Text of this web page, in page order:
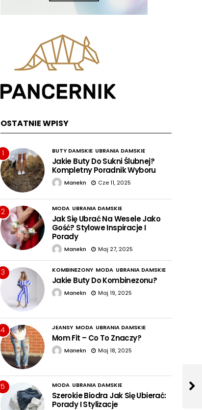
OSTATNIE WPISY
1 BUTY DAMSKIE UBRANIA DAMSKIE
Jakie Buty Do Sukni Ślubnej?
Kompletny Poradnik Wyboru
Manekn Cze 11, 2025
2 MODA UBRANIA DAMSKIE
Jak Się Ubrać Na Wesele Jako
Gość? Stylowe Inspiracje I
Porady
Manekn Maj 27, 2025
3 KOMBINEZONY MODA UBRANIA DAMSKIE
Jakie Buty Do Kombinezonu?
Manekn Maj 19, 2025
4 JEANSY MODA UBRANIA DAMSKIE
Mom Fit – Co To Znaczy?
Manekn Maj 18, 2025
5 MODA UBRANIA DAMSKIE
Szerokie Biodra Jak Się Ubierać:
Porady I Stylizacje